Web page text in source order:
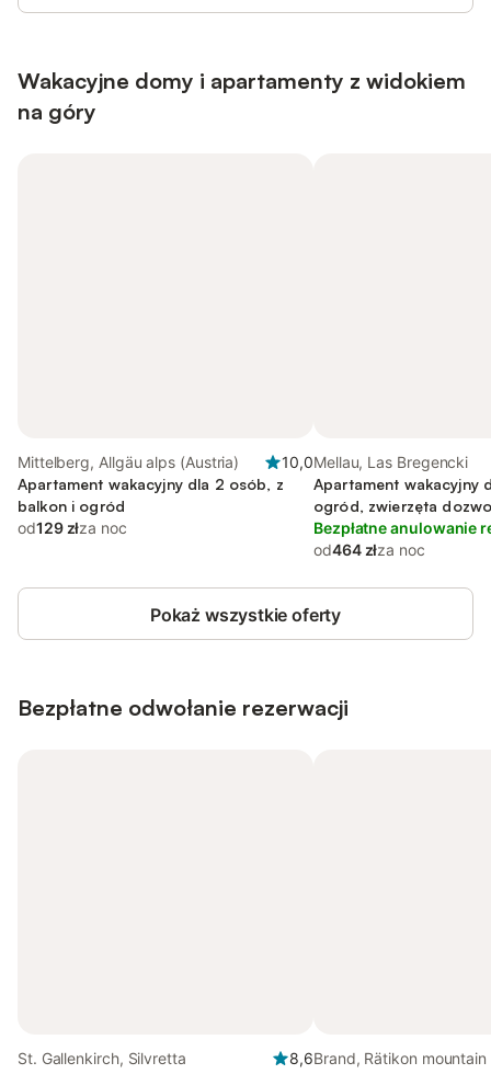
Wakacyjne domy i apartamenty z widokiem
na góry
Mittelberg, Allgäu alps (Austria)
10,0
Apartament wakacyjny dla 2 osób, z
balkon i ogród
od129 złza noc
Mellau, Las Bregencki
Apartament wakacyjny
ogród, zwierzęta
Bezpłatne anulowanie
od464 złza noc
Pokaż wszystkie oferty
Bezpłatne odwołanie rezerwacji
St. Gallenkirch, Silvretta
8,6Brand, Rätikon